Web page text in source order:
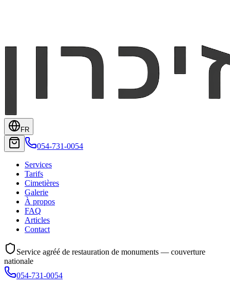
FR
054-731-0054
Services
Tarifs
Cimetières
Galerie
À propos
FAQ
Articles
Contact
Service agréé de restauration de monuments — couverture
nationale
054-731-0054